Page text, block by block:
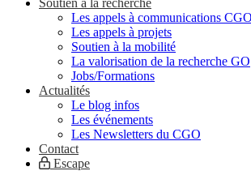
Soutien à la recherche
Les appels à communications CGO
Les appels à projets
Soutien à la mobilité
La valorisation de la recherche GO
Jobs/Formations
Actualités
Le blog infos
Les événements
Les Newsletters du CGO
Contact
Escape